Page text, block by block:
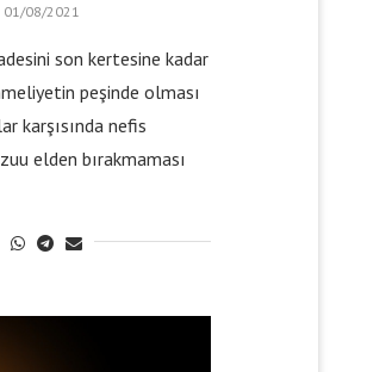
01/08/2021
son kertesine kadar
peşinde olması
karşısında nefis
elden bırakmaması